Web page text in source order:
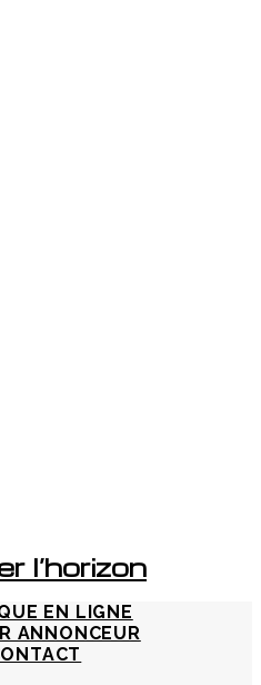
l’horizon
EN LIGNE
ANNONCEUR